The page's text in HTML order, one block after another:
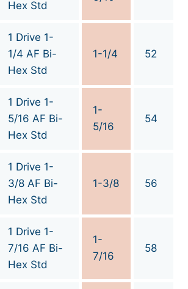
Hex Std
1 Drive 1-
1/4 AF Bi-
Hex Std
1-1/4 52
1 Drive 1-
5/16 AF Bi-
Hex Std
1-
5/16
54
1 Drive 1-
3/8 AF Bi-
Hex Std
1-3/8 56
1 Drive 1-
7/16 AF Bi-
Hex Std
1-
7/16
58